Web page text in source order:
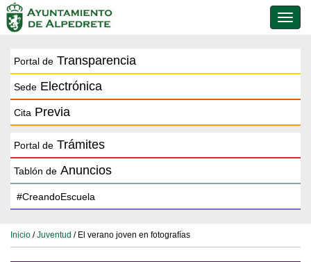
de
Portal de Transparencia
Sede Electrónica
Cita Previa
Portal de Trámites
Tablón de Anuncios
Inicio /Juventud / El verano joven en fotografías